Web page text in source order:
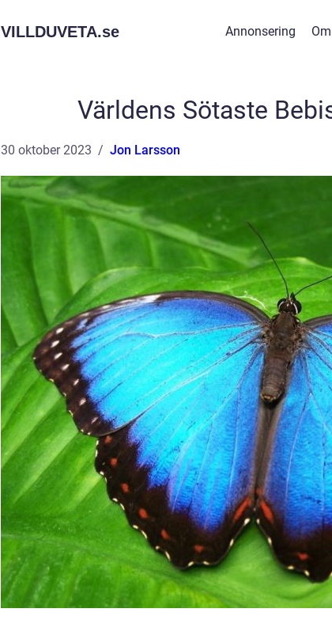
VILLDUVETA.se Annonsering
Världens Sötaste
30 oktober 2023 Jon Larsson